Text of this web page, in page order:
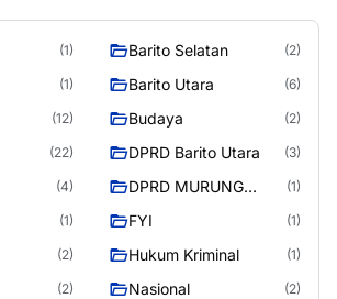
(1) Barito Selatan (2)
(1) Barito Utara (6)
(12) Budaya (2)
(22) DPRD Barito Utara (3)
(4)
DPRD MURUNG
(1)
(1) FYI (1)
(2) Hukum Kriminal (1)
(2) Nasional (2)